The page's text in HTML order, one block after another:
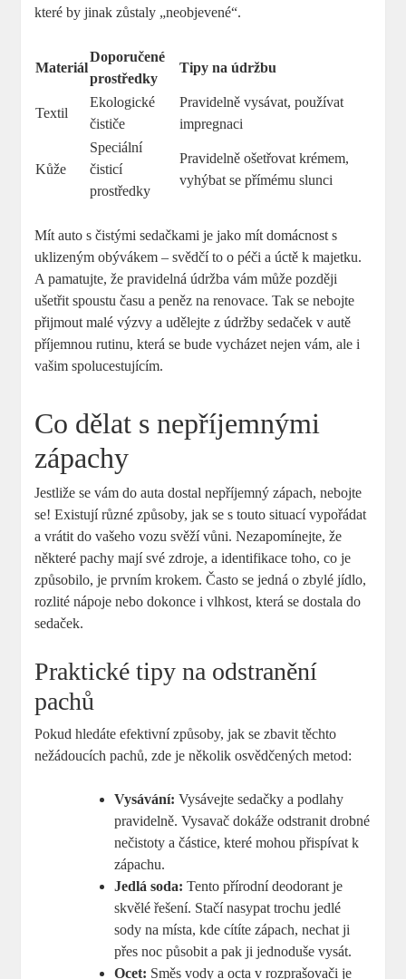
které by jinak zůstaly „neobjevené“.
Materiál
Doporučené
prostředky
Tipy na údržbu
Textil
Ekologické
čističe
Pravidelně vysávat, používat
impregnaci
Kůže
Speciální
čisticí
prostředky
Pravidelně ošetřovat krémem,
vyhýbat se přímému slunci
Mít auto s čistými sedačkami je jako mít domácnost s
uklizeným obývákem – svědčí to o péči a úctě k majetku.
A pamatujte, že pravidelná údržba vám může později
ušetřit spoustu času a peněz na renovace. Tak se nebojte
přijmout malé výzvy a udělejte z údržby sedaček v autě
příjemnou rutinu, která se bude vycházet nejen vám, ale i
vašim spolucestujícím.
Co dělat s nepříjemnými
zápachy
Jestliže se vám do auta dostal nepříjemný zápach, nebojte
se! Existují různé způsoby, jak se s touto situací vypořádat
a vrátit do vašeho vozu svěží vůni. Nezapomínejte, že
některé pachy mají své zdroje, a identifikace toho, co je
způsobilo, je prvním krokem. Často se jedná o zbylé jídlo,
rozlité nápoje nebo dokonce i vlhkost, která se dostala do
sedaček.
Praktické tipy na odstranění
pachů
Pokud hledáte efektivní způsoby, jak se zbavit těchto
nežádoucích pachů, zde je několik osvědčených metod:
Vysávání: Vysávejte sedačky a podlahy
pravidelně. Vysavač dokáže odstranit drobné
nečistoty a částice, které mohou přispívat k
zápachu.
Jedlá soda: Tento přírodní deodorant je
skvělé řešení. Stačí nasypat trochu jedlé
sody na místa, kde cítíte zápach, nechat ji
přes noc působit a pak ji jednoduše vysát.
Ocet: Směs vody a octa v rozprašovači je